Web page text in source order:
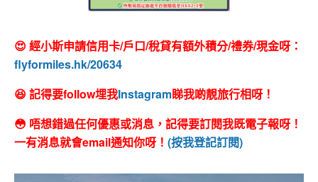
😍 經小斯申請信用卡/戶口/稅貸有額外積分/禮券/現金呀：
flyformiles.hk/20634
😆 記得要follow埋我Instagram睇我啲靚旅行相呀！
😳 唔想錯過任何優惠或消息，記得要訂閱我既電子報呀！
一有消息就會email通知你呀！ (按我登記訂閱)